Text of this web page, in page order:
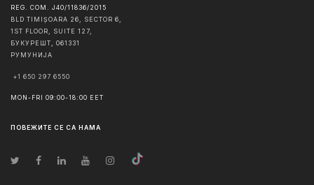
REG. COM. J40/11836/2015
BLD TIMIȘOARA 26, SECTOR 6,
1ST FLOOR, SUITE 127,
БУКУРЕШТ
061331
РУМУНИЈА
+1 650 297 6550
MON-FRI 09:00-18:00 EET
ПОВЕЖИТЕ СЕ СА НАМА